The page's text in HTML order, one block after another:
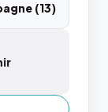
(13)